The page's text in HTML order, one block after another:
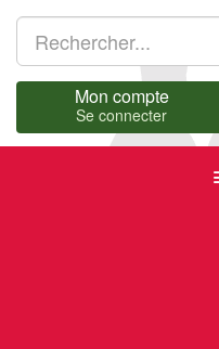
Mon compte
Se connecter